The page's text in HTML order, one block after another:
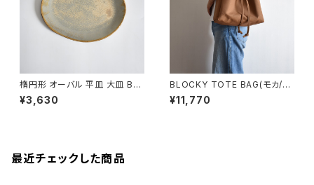
楕円形 オーバル 平皿 大皿 BS
P089
¥3,630
BLOCKY TOTE BAG(モカ/ブ
ラウン)
¥11,770
最近チェックした商品